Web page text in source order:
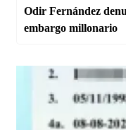
Odir Fernández
embargo millonario